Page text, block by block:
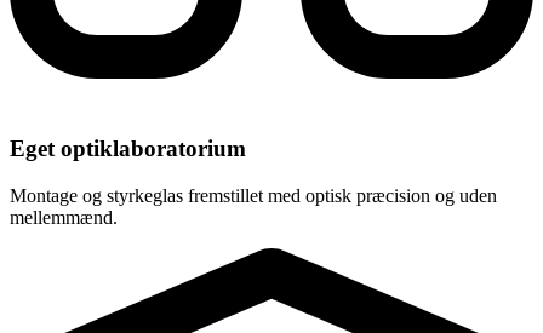
Eget optiklaboratorium
Montage og styrkeglas fremstillet med optisk præcision og uden
mellemmænd.